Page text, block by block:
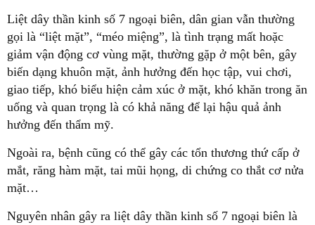
Liệt dây thần kinh số 7 ngoại biên, dân gian vẫn thường
gọi là “liệt mặt”, “méo miệng”, là tình trạng mất hoặc
giảm vận động cơ vùng mặt, thường gặp ở một bên, gây
biến dạng khuôn mặt, ảnh hưởng đến học tập, vui chơi,
giao tiếp, khó biểu hiện cảm xúc ở mặt, khó khăn trong ăn
uống và quan trọng là có khả năng để lại hậu quả ảnh
hưởng đến thẩm mỹ.
Ngoài ra, bệnh cũng có thể gây các tổn thương thứ cấp ở
mắt, răng hàm mặt, tai mũi họng, di chứng co thắt cơ nửa
mặt…
Nguyên nhân gây ra liệt dây thần kinh số 7 ngoại biên là